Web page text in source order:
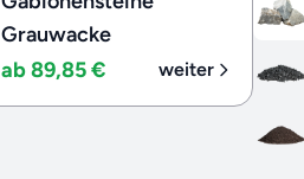
Grauwacke
ab 89,85 €
weiter